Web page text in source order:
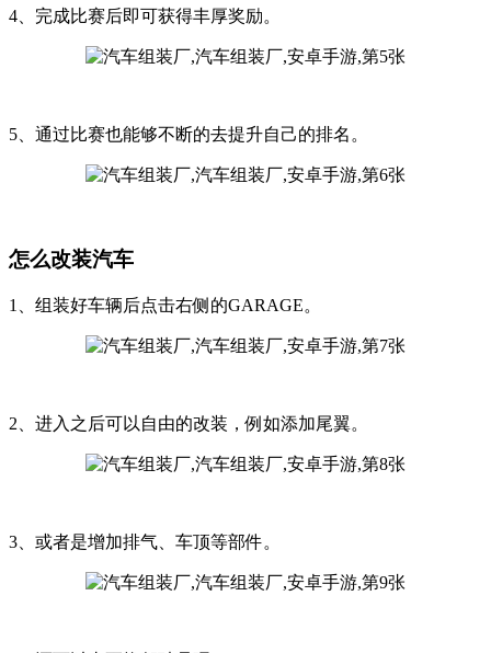
4、完成比赛后即可获得丰厚奖励。
5、通过比赛也能够不断的去提升自己的排名。
怎么改装汽车
1、组装好车辆后点击右侧的GARAGE。
2、进入之后可以自由的改装，例如添加尾翼。
3、或者是增加排气、车顶等部件。